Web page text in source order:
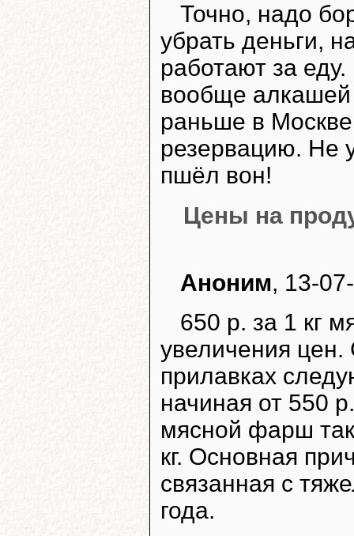
Точно, надо
убрать деньги,
работают за
вообще алкашей
раньше в
резервацию. Не
пшёл вон!
Цены на
Аноним, 13-
650 р. за 1 кг
увеличения цен.
прилавках
начиная от 550
мясной фарш
кг. Основная
связанная с
года.